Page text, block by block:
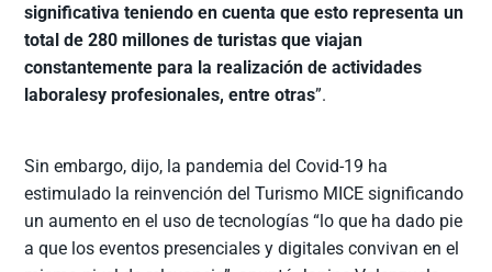
significativa teniendo en cuenta que esto representa un
total de 280 millones de turistas que viajan
constantemente para la realización de actividades
laboralesy profesionales, entre otras”.
Sin embargo, dijo, la pandemia del Covid-19 ha
estimulado la reinvención del Turismo MICE significando
un aumento en el uso de tecnologías “lo que ha dado pie
a que los eventos presenciales y digitales convivan en el